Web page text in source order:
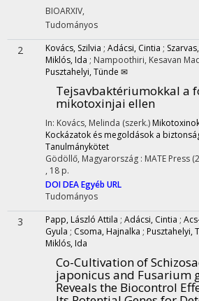
BIOARXIV,
Tudományos
2 Kovács, Szilvia ; Adácsi, Cintia ;
Miklós, Ida ; Nampoothiri, Kesavan
Pusztahelyi, Tünde ✉
Tejsavbaktériumokkal a
mikotoxinjai ellen
In: Kovács, Melinda (szerk.)
Kockázatok és megoldások a
Tanulmánykötet
Gödöllő, Magyarország : MATE Press
, 18 p.
DOIDEAEgyéb URL
Tudományos
3 Papp, László Attila ; Adácsi, Cintia ;
Gyula ; Csoma, Hajnalka ; Pusztahelyi,
Miklós, Ida
Co-Cultivation of
japonicus and Fusarium
Reveals the Biocontrol